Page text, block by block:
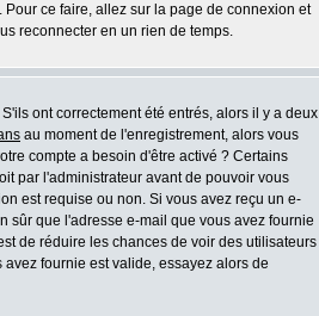
ce faire, allez sur la page de connexion et
reconnecter en un rien de temps.
ont correctement été entrés, alors il y a deux
au moment de l'enregistrement, alors vous
compte a besoin d'être activé ? Certains
par l'administrateur avant de pouvoir vous
est requise ou non. Si vous avez reçu un e-
sûr que l'adresse e-mail que vous avez fournie
de réduire les chances de voir des utilisateurs
fournie est valide, essayez alors de